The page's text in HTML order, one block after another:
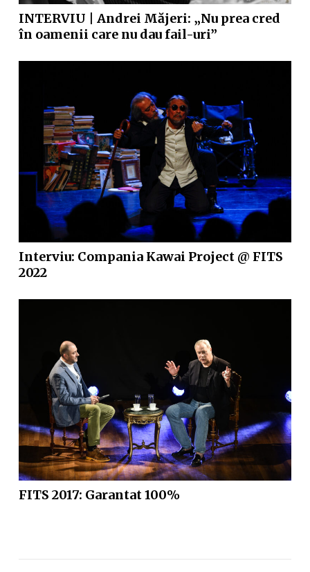
INTERVIU | Andrei Măjeri: „Nu prea cred
în oamenii care nu dau fail-uri”
Interviu: Compania Kawai Project @ FITS
2022
FITS 2017: Garantat 100%